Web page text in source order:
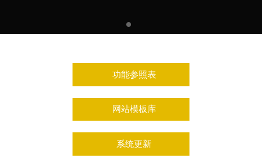
功能参照表
网站模板库
系统更新